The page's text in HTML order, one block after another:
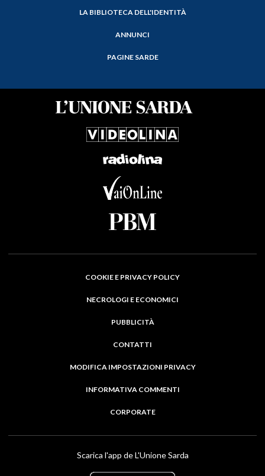
LA BIBLIOTECA DELL'IDENTITÀ
ANNUNCI
PAGINE SARDE
COOKIE E PRIVACY POLICY
NECROLOGI E ECONOMICI
PUBBLICITÀ
CONTATTI
MODIFICA IMPOSTAZIONI PRIVACY
INFORMATIVA COMMENTI
CORPORATE
Scarica l'app de L'Unione Sarda